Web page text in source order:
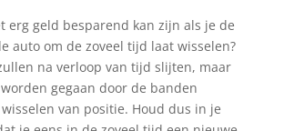
erg geld besparend kan zijn als je de
auto om de zoveel tijd laat wisselen?
na verloop van tijd slijten, maar
gegaan door de banden
van positie. Houd dus in je